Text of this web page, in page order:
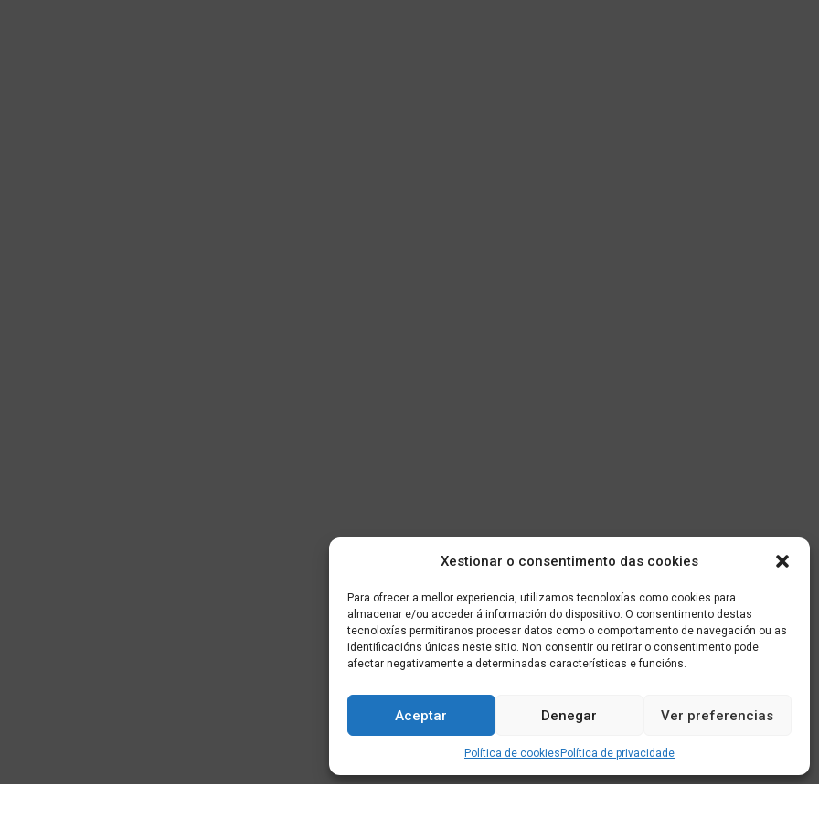
Xestionar o consentimento das cookies
Para ofrecer a mellor experiencia, utilizamos tecnoloxías como cookies para
almacenar e/ou acceder á información do dispositivo. O consentimento destas
tecnoloxías permitiranos procesar datos como o comportamento de navegación ou as
identificacións únicas neste sitio. Non consentir ou retirar o consentimento pode
afectar negativamente a determinadas características e funcións.
Aceptar Denegar Ver preferencias
Política de cookies Política de privacidade